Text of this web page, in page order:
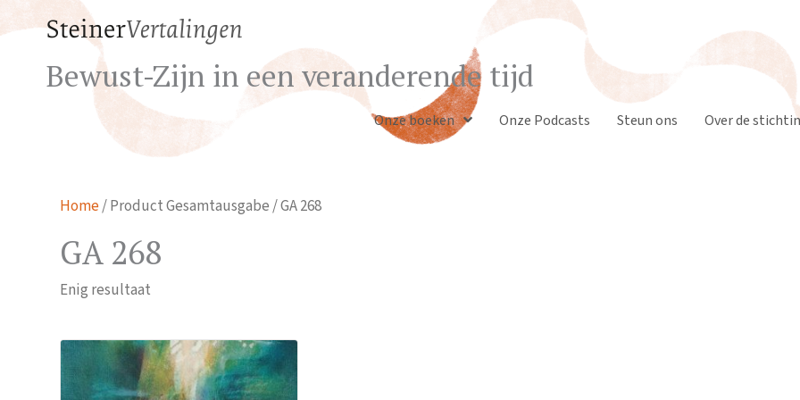
Bewust-Zijn in een veranderende tijd
Onze boeken Onze Podcasts Steun ons Over de
Home/ Product Gesamtausgabe / GA 268
GA 268
Enig resultaat